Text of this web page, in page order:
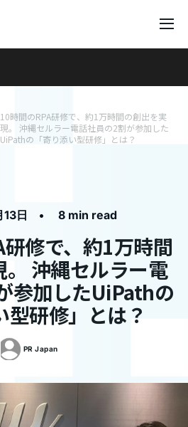
10時間のRPA研修で、約1万時間の創出を実
現。 沖縄セルラー電話社員の2割が参加した
UiPathの「寄り添い型研修」とは？
日 • 8 min read
修で、約1万時間
。 沖縄セルラー電
参加したUiPathの
型研修」とは？
PR Japan